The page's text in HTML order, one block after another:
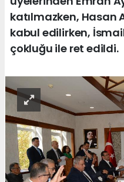
katılmazken, Hasan
kabul edilirken,
çokluğu ile ret edildi.